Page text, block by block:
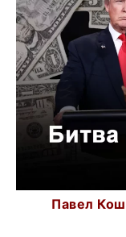
Павел